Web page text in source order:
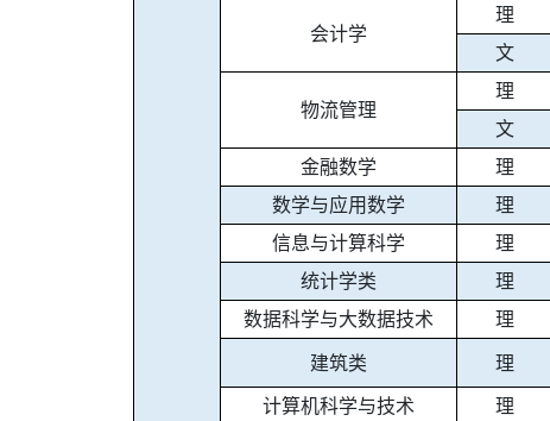
会计学
理
文
物流管理
理
文
金融数学
理
数学与应用数学
理
信息与计算科学
理
统计学类
理
数据科学与大数据技术
理
建筑类
理
计算机科学与技术
理